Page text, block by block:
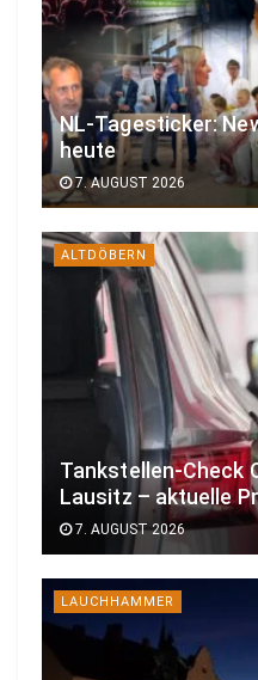
NL-Tagesticker:
heute
7. AUGUST 2026
ALTDÖBERN
Tankstellen-Check
Lausitz – aktuelle
7. AUGUST 2026
LAUCHHAMMER